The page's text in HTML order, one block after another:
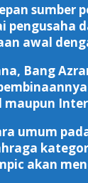
sumber
awal
Bang
maupun
umum
akan